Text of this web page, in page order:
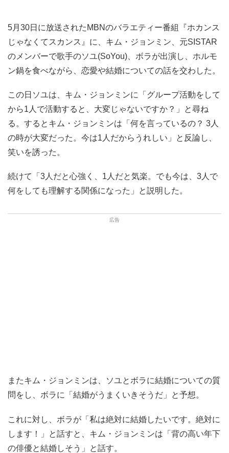
5月30日に放送されたMBNのバラエティー番組『ホカンス
じゃなくてスカンス』に、キム・ジョンミン、元SISTAR
のメンバーで歌手のソユ(SoYou)、ボラが出演し、ホルモ
ン鍋を食べながら、恋愛や結婚についての話を交わした。
この日ソユは、キム・ジョンミンに「グループ活動をして
から1人で活動すると、大変じゃないですか？」と尋ね
る。するとキム・ジョンミンは「何を言っているの？ 3人
の時が大変だった。今は1人だからうれしい」と反論し、
笑いを誘った。
続けて「3人だと心強く、1人だと気楽。でも今は、3人で
何をしても理解する関係になった」と説明した。
またキム・ジョンミンは、ソユとボラに結婚についての質
問をし、ボラに「結婚がうまくいきそうだ」と予想。
これに対し、ボラが「私は絶対に結婚したいです。絶対に
します！」と話すと、キム・ジョンミンは「背の高い年下
の俳優と結婚しそう」と話す。